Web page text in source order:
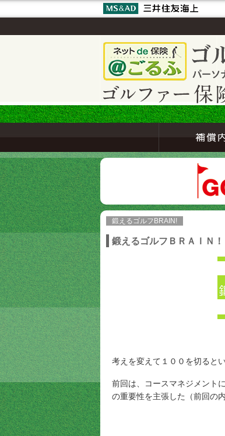
鍛えるゴルフBRAIN!
鍛えるゴルフＢＲＡＩＮ
考えを変えて１００を切ると
前回は、コースマネジメント
の重要性を主張した（前回の